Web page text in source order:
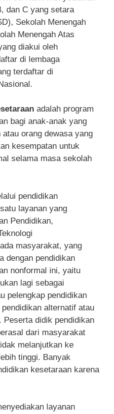
dan C yang setara
Sekolah Menengah
Menengah Atas
diakui oleh
di lembaga
terdaftar di
adalah program
bagi anak-anak yang
orang dewasa yang
kesempatan untuk
selama masa sekolah
pendidikan
layanan yang
Pendidikan,
masyarakat, yang
dengan pendidikan
nonformal ini, yaitu
lagi sebagai
pelengkap pendidikan
alternatif atau
Peserta didik pendidikan
dari masyarakat
melanjutkan ke
tinggi. Banyak
kesetaraan karena
layanan